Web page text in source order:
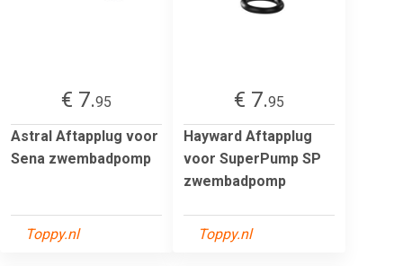
€ 7.95
Astral Aftapplug voor
Sena zwembadpomp
Toppy.nl
€ 7.95
Hayward Aftapplug
voor SuperPump SP
zwembadpomp
Toppy.nl